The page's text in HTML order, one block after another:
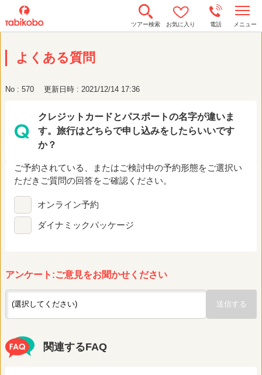
ツアー検索 お気に入り 電話 メニュー
o
よくある質問
No : 570 更新日時 : 2021/12/14 17:36
クレジットカードとパスポートの名字が違いま
す。旅行はどちらで申し込みをしたらいいです
か？
ご予約されている、またはご検討中の予約形態をご選択い
ただきご質問の回答をご確認ください。
オンライン予約
ダイナミックパッケージ
アンケート:ご意見をお聞かせください
関連するFAQ